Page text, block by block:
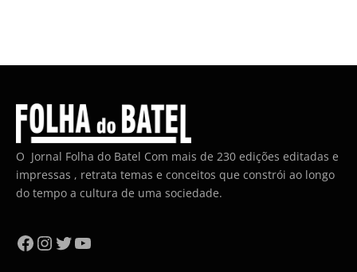
O Jornal Folha do Batel Com mais de 230 edições editadas e
impressas , retrata temas e conceitos que constrói ao longo
do tempo a cultura de uma sociedade.
Facebook
Instagram
Twitter
YouTube